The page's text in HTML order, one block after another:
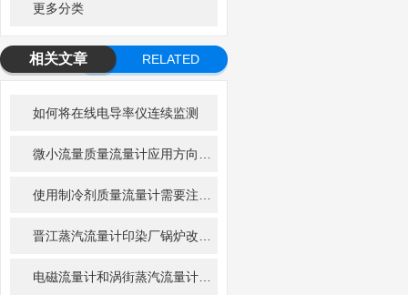
更多分类
相关文章
RELATED
如何将在线电导率仪连续监测